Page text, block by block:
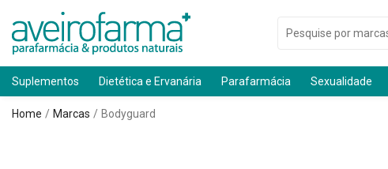
Suplementos Dietética e Ervanária Parafarmácia Sexualidade
Home Marcas Bodyguard